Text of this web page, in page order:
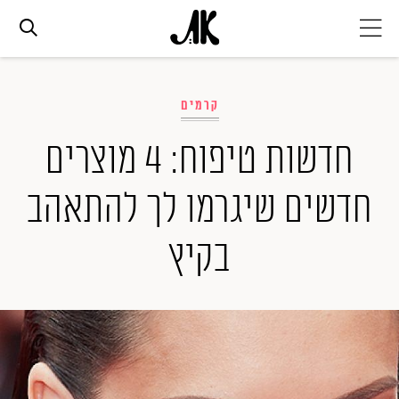
אופנה
ביוטי
סלבס
ערוצים נוספים
המגזין
קרמים
חדשות טיפוח: 4 מוצרים
חדשים שיגרמו לך להתאהב
בקיץ